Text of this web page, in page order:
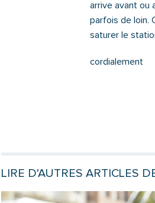
arrive avant ou
parfois de loin.
saturer le
cordialement
LIRE D'AUTRES ARTICLES
Lire la suite